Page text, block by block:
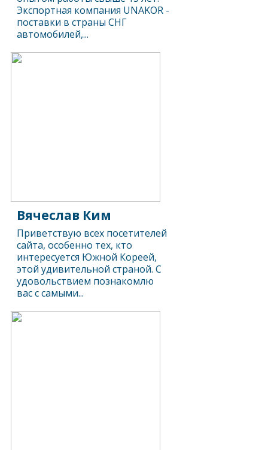
Экспортная компания UNAKOR -
поставки в страны СНГ
автомобилей,...
Вячеслав Ким
Приветствую всех посетителей
сайта, особенно тех, кто
интересуется Южной Кореей,
этой удивительной страной. С
удовольствием познакомлю
вас с самыми...